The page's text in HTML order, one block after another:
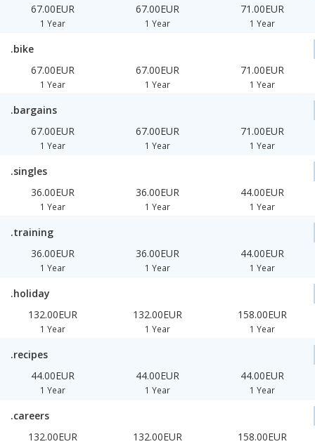
67.00EUR
1 Year
67.00EUR
1 Year
71.00EUR
1 Year
.bike
67.00EUR
1 Year
67.00EUR
1 Year
71.00EUR
1 Year
.bargains
67.00EUR
1 Year
67.00EUR
1 Year
71.00EUR
1 Year
.singles
36.00EUR
1 Year
36.00EUR
1 Year
44.00EUR
1 Year
.training
36.00EUR
1 Year
36.00EUR
1 Year
44.00EUR
1 Year
.holiday
132.00EUR
1 Year
132.00EUR
1 Year
158.00EUR
1 Year
.recipes
44.00EUR
1 Year
44.00EUR
1 Year
44.00EUR
1 Year
.careers
132.00EUR
132.00EUR 158.00EUR